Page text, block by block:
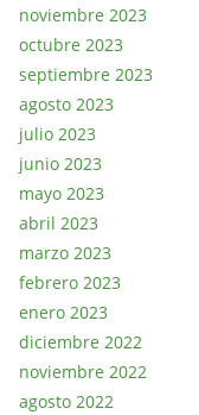
noviembre 2023
octubre 2023
septiembre 2023
agosto 2023
julio 2023
junio 2023
mayo 2023
abril 2023
marzo 2023
febrero 2023
enero 2023
diciembre 2022
noviembre 2022
agosto 2022